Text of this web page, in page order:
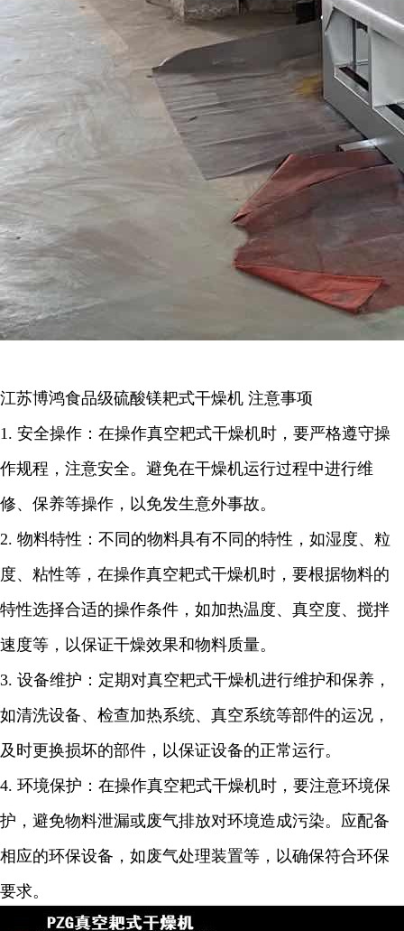
江苏博鸿食品级硫酸镁耙式干燥机 注意事项
1. 安全操作：在操作真空耙式干燥机时，要严格遵守操
作规程，注意安全。避免在干燥机运行过程中进行维
修、保养等操作，以免发生意外事故。
2. 物料特性：不同的物料具有不同的特性，如湿度、粒
度、粘性等，在操作真空耙式干燥机时，要根据物料的
特性选择合适的操作条件，如加热温度、真空度、搅拌
速度等，以保证干燥效果和物料质量。
3. 设备维护：定期对真空耙式干燥机进行维护和保养，
如清洗设备、检查加热系统、真空系统等部件的运况，
及时更换损坏的部件，以保证设备的正常运行。
4. 环境保护：在操作真空耙式干燥机时，要注意环境保
护，避免物料泄漏或废气排放对环境造成污染。应配备
相应的环保设备，如废气处理装置等，以确保符合环保
要求。